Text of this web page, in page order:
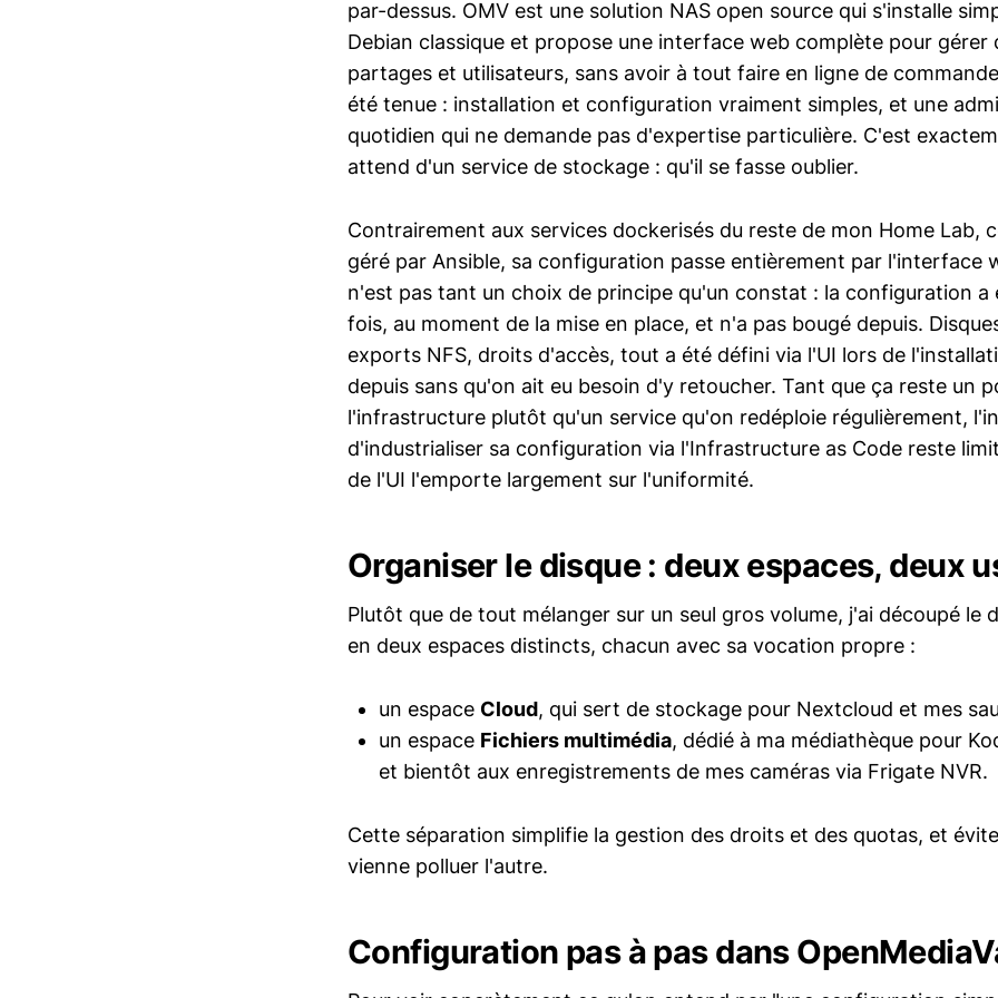
par-dessus. OMV est une solution NAS open source qui s'installe
Debian classique et propose une interface web complète pour gérer
partages et utilisateurs, sans avoir à tout faire en ligne de
été tenue : installation et configuration vraiment simples, et une
quotidien qui ne demande pas d'expertise particulière. C'est
attend d'un service de stockage : qu'il se fasse oublier.
Contrairement aux services dockerisés du reste de mon Home Lab,
géré par Ansible, sa configuration passe entièrement par l'interface
n'est pas tant un choix de principe qu'un constat : la configuration a
fois, au moment de la mise en place, et n'a pas bougé depuis.
exports NFS, droits d'accès, tout a été défini via l'UI lors de
depuis sans qu'on ait eu besoin d'y retoucher. Tant que ça reste un
l'infrastructure plutôt qu'un service qu'on redéploie régulièrement,
d'industrialiser sa configuration via l'Infrastructure as Code reste
de l'UI l'emporte largement sur l'uniformité.
Organiser le disque : deux espaces, deux
Plutôt que de tout mélanger sur un seul gros volume, j'ai découpé le
en deux espaces distincts, chacun avec sa vocation propre :
un espace Cloud, qui sert de stockage pour Nextcloud et mes
un espace Fichiers multimédia, dédié à ma médiathèque pour
et bientôt aux enregistrements de mes caméras via Frigate NVR.
Cette séparation simplifie la gestion des droits et des quotas, et
vienne polluer l'autre.
Configuration pas à pas dans